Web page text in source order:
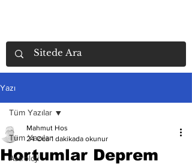
Yazı
Tüm Yazılar
Astroloji
Tüm Yazılar
Hortumlar Deprem
Mahmut Hos
24 Oca 1 dakikada okunur